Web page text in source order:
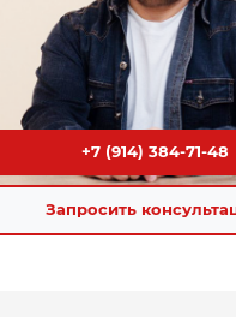
+7 (914) 384-71-48
Запросить